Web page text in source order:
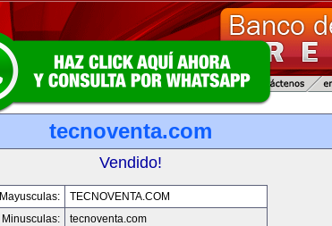
tecnoventa.com
Vendido!
Mayusculas:
TECNOVENTA.COM
Minusculas:
tecnoventa.com